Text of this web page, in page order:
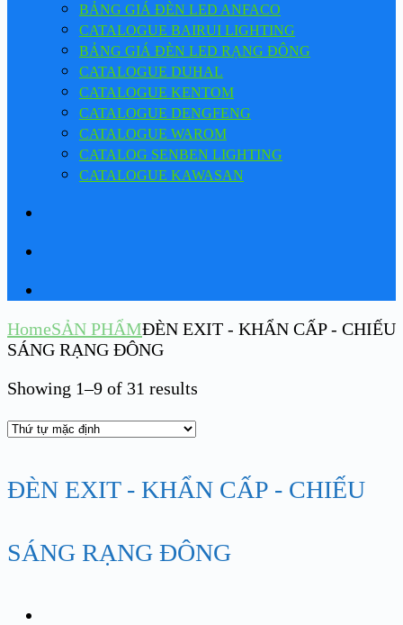
BẢNG GIÁ ĐÈN LED ANFACO
CATALOGUE BAIRUI LIGHTING
BẢNG GIÁ ĐÈN LED RẠNG ĐÔNG
CATALOGUE DUHAL
CATALOGUE KENTOM
CATALOGUE DENGFENG
CATALOGUE WAROM
CATALOG SENBEN LIGHTING
CATALOGUE KAWASAN
HomeSẢN PHẨMĐÈN EXIT - KHẨN CẤP - CHIẾU
SÁNG RẠNG ĐÔNG
Showing 1–9 of 31 results
ĐÈN EXIT - KHẨN CẤP - CHIẾU
SÁNG RẠNG ĐÔNG